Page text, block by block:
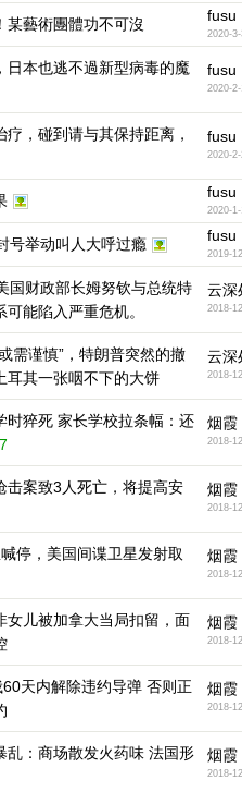
某藝術團體功不可沒 fusu
2020-3-
日本也逃不過新型病毒的魔
fusu
2020-
疗，碰到请与其保持距离，
fusu
2020-
fusu
2020-1-
号举动叫人大呼过瘾 fusu
2019-
国财政部长姆努钦与总统特
能陷入严重危机。
云深
2018-
需谨慎”，特朗普突然的撤
耳其一张咽不下的大饼
云深
2018-
时猝死 家长学校拉条幅：还
烟霞
2018-
击案致3人死亡，将提高安
烟霞
2018-
停，美国间谍卫星发射取
烟霞
2018-
女儿被加拿大当局扣留，面
烟霞
2018-
60天内解除违约导弹 否则正
烟霞
2018-
乱：商场散发火药味 法国形
烟霞
2018-